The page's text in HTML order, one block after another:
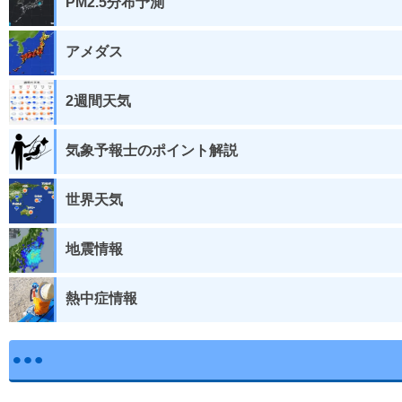
アメダス
2週間天気
気象予報士のポイント解説
世界天気
地震情報
熱中症情報